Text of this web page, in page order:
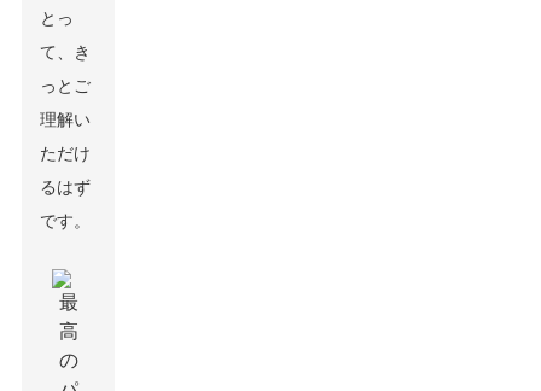
とっ
て、き
っとご
理解い
ただけ
るはず
です。